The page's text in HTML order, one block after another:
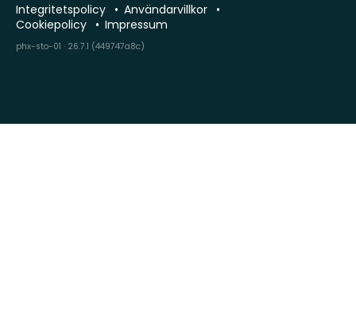
Integritetspolicy
Användarvillkor
Cookiepolicy
Impressum
phx-sto-01 · 26.7.1 (449747a8c)